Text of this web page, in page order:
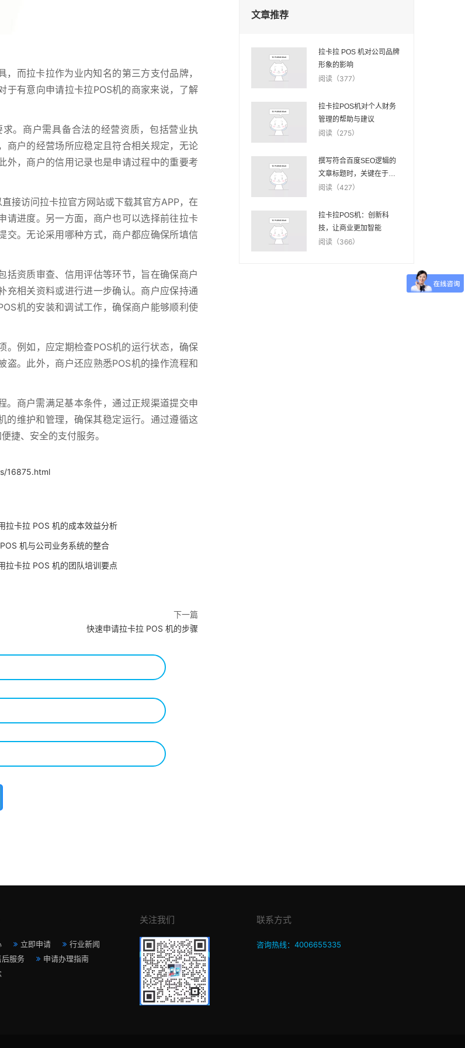
而拉卡拉作为业内知名的第三方支付品牌，
于有意向申请拉卡拉POS机的商家来说，了解
。商户需具备合法的经营资质，包括营业执
商户的经营场所应稳定且符合相关规定，无论
外，商户的信用记录也是申请过程中的重要考
接访问拉卡拉官方网站或下载其官方APP，在
请进度。另一方面，商户也可以选择前往拉卡
交。无论采用哪种方式，商户都应确保所填信
括资质审查、信用评估等环节，旨在确保商户
充相关资料或进行进一步确认。商户应保持通
机的安装和调试工作，确保商户能够顺利使
。例如，应定期检查POS机的运行状态，确保
盗。此外，商户还应熟悉POS机的操作流程和
。商户需满足基本条件，通过正规渠道提交申
的维护和管理，确保其稳定运行。通过遵循这
捷、安全的支付服务。
16875.html
拉卡拉 POS 机的成本效益分析
机与公司业务系统的整合
拉卡拉 POS 机的团队培训要点
下一篇
快速申请拉卡拉 POS 机的步骤
文章推荐
拉卡拉 POS 机对公司品牌
形象的影响
阅读（377）
拉卡拉POS机对个人财务
管理的帮助与建议
阅读（275）
撰写符合百度SEO逻辑的
文章标题时，关键在于结
合关键词、明确表达文章
引力和简洁性。以下是关
于拉卡拉POS机申请的100
个文章标题示例，旨在满
阅读（427）
拉卡拉POS机：创新科
技，让商业更加智能
阅读（366）
立即申请
行业新闻
后服务
申请办理指南
关注我们 联系方式
咨询热线：4006655335